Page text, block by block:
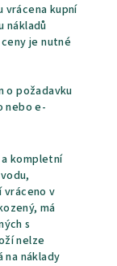
vrácena kupní
nákladů
je nutné
o požadavku
nebo e-
kompletní
vráceno v
má
s
nelze
na náklady